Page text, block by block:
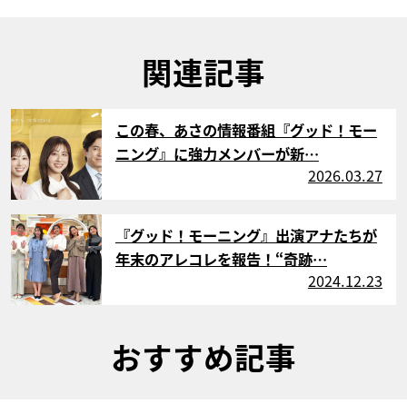
関連記事
サムネイル
この春、あさの情報番組『グッド！モー
ニング』に強力メンバーが新…
2026.03.27
サムネイル
『グッド！モーニング』出演アナたちが
年末のアレコレを報告！“奇跡…
2024.12.23
おすすめ記事